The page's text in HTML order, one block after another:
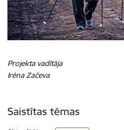
Projekta vadītāja
Irēna Začeva
Saistītas tēmas